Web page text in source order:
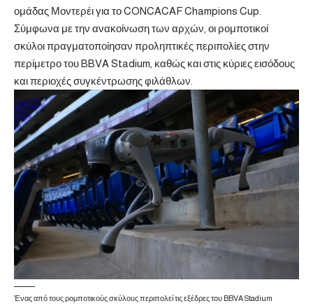
ομάδας Μοντερέι για το CONCACAF Champions Cup.
Σύμφωνα με την ανακοίνωση των αρχών, οι ρομποτικοί
σκύλοι πραγματοποίησαν προληπτικές περιπολίες στην
περίμετρο του BBVA Stadium, καθώς και στις κύριες εισόδους
και περιοχές συγκέντρωσης φιλάθλων.
Ένας από τους ρομποτικούς σκύλους περιπολεί τις εξέδρες του BBVA Stadium